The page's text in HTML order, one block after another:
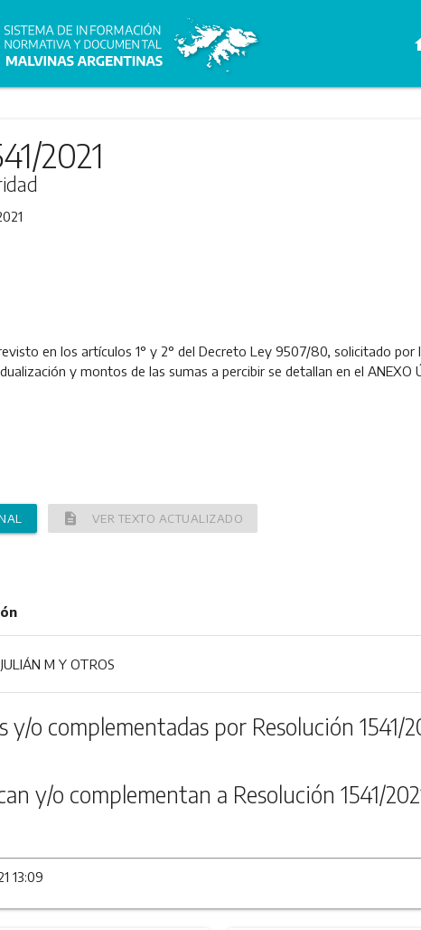
2021
en los artículos 1° y 2° del Decreto Ley 9507/80, solicitado por
y montos de las sumas a percibir se detallan en el ANEXO
description VER TEXTO ACTUALIZADO
M Y OTROS
y/o complementadas por Resolución 1541/
y/o complementan a Resolución 1541/
13:09